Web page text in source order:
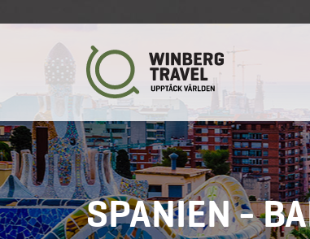
SPANIEN -